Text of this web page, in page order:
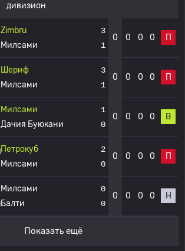
дивизион
Zimbru
Милсами
3
1
0 0 0 0 П
Шериф
Милсами
3
1
0 0 0 0 П
Милсами
Дачия Буюкани
1
0
0 0 0 0 В
Петрокуб
Милсами
2
0
0 0 0 0 П
Милсами
Балти
0
0
0 0 0 0 Н
Показать ещё